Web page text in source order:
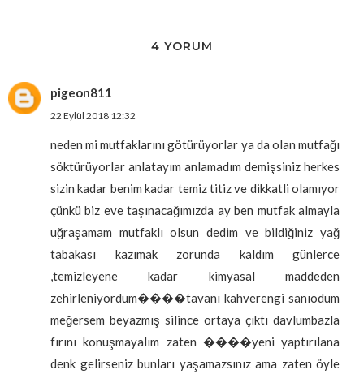
4 YORUM
pigeon811
22 Eylül 2018 12:32
neden mi mutfaklarını götürüyorlar ya da olan mutfağı
söktürüyorlar anlatayım anlamadım demişsiniz herkes
sizin kadar benim kadar temiz titiz ve dikkatli olamıyor
çünkü biz eve taşınacağımızda ay ben mutfak almayla
uğraşamam mutfaklı olsun dedim ve bildiğiniz yağ
tabakası kazımak zorunda kaldım günlerce
,temizleyene kadar kimyasal maddeden
zehirleniyordum����tavanı kahverengi sanıodum
meğersem beyazmış silince ortaya çıktı davlumbazla
fırını konuşmayalım zaten ����yeni yaptırılana
denk gelirseniz bunları yaşamazsınız ama zaten öyle